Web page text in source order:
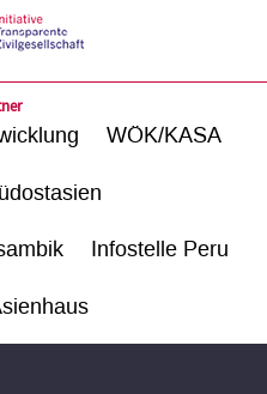
WÖK/KASA
Infostelle Peru